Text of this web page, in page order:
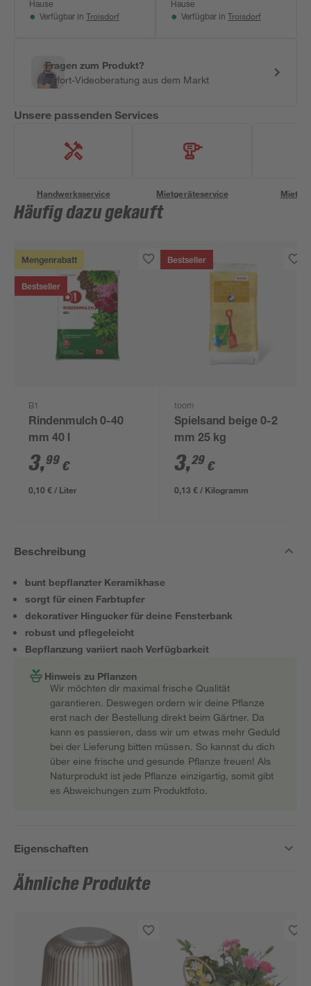
Hause
Verfügbar in Troisdorf
Hause
Verfügbar in Troisdorf
Fragen zum Produkt?
Sofort-Videoberatung aus dem Markt
Unsere passenden Services
Handwerksservice Mietgeräteservice
Häufig dazu gekauft
Mengenrabatt
Bestseller
B1
Rindenmulch 0-40
mm 40 l
3,99 €
0,10 € / Liter
Bestseller
toom
Spielsand beige 0-2
mm 25 kg
3,29 €
0,13 € / Kilogramm
Beschreibung
bunt bepflanzter Keramikhase
sorgt für einen Farbtupfer
dekorativer Hingucker für deine Fensterbank
robust und pflegeleicht
Bepflanzung variiert nach Verfügbarkeit
Hinweis zu Pflanzen
Wir möchten dir maximal frische Qualität
garantieren. Deswegen ordern wir deine Pflanze
erst nach der Bestellung direkt beim Gärtner. Da
kann es passieren, dass wir um etwas mehr Geduld
bei der Lieferung bitten müssen. So kannst du dich
über eine frische und gesunde Pflanze freuen! Als
Naturprodukt ist jede Pflanze einzigartig, somit gibt
es Abweichungen zum Produktfoto.
Eigenschaften
Ähnliche Produkte